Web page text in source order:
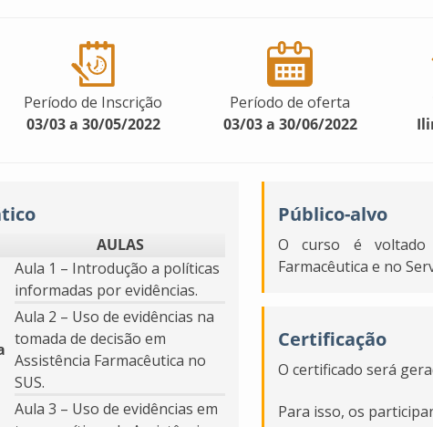
Período de Inscrição
03/03 a 30/05/2022
Período de oferta
03/03 a 30/06/2022
AULAS
Aula 1 – Introdução a políticas
informadas por evidências.
Aula 2 – Uso de evidências na
tomada de decisão em
Assistência Farmacêutica no
SUS.
Aula 3 – Uso de evidências em
Público-alvo
O curso é voltado
Farmacêutica e no
Certificação
O certificado será
Para isso, os